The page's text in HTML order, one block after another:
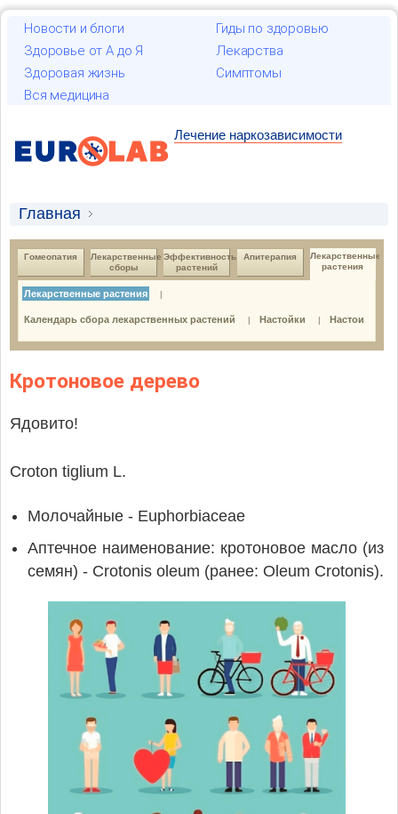
Новости и блоги
Гиды по здоровью
Здоровье от А до Я
Лекарства
Здоровая жизнь
Симптомы
Вся медицина
Лечение наркозависимости
Главная
Лекарственные растения и гомеопатия
Лекарственные растения
Гомеопатия
Лекарственные
сборы
Эффективность
растений
Апитерапия
Лекарственные
растения
Лекарственные растения |
Календарь сбора лекарственных растений | Настойки | Настои
Кротоновое дерево
Ядовито!
Croton tiglium L.
Молочайные - Euphorbiaceae
Аптечное наименование: кротоновое масло (из
семян) - Crotonis oleum (ранее: Oleum Crotonis).